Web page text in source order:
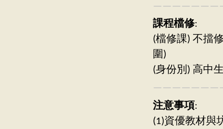
課程檔修:
(檔修課) 不擋
圍)
(身份別) 高中
注意事項:
(1)資優教材與